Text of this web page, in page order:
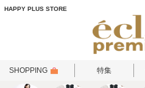
HAPPY PLUS STORE
SHOPPING 特集